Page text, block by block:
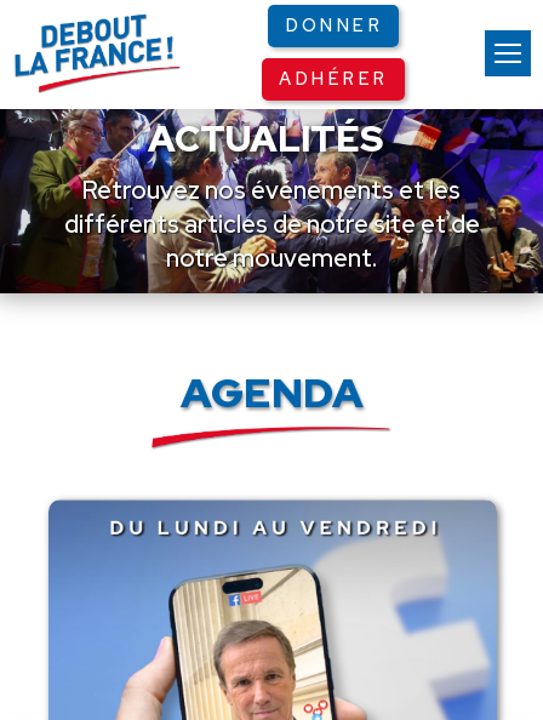
DONNER
ADHÉRER
ACTUALITÉS
Retrouvez nos événements et les
différents articles de notre site et de
notre mouvement.
AGENDA
Panneau de gestion des cookies